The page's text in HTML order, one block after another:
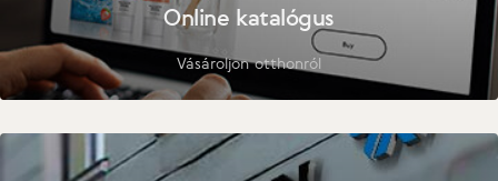
Online katalógus
Vásároljon otthonról